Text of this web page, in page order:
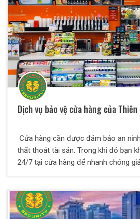
Dịch vụ bảo vệ cửa hàng của
Cửa hàng cần được đảm bảo an
thất thoát tài sản. Trong khi đó bạn
24/7 tại cửa hàng để nhanh chóng
bán lẻ, shop mỹ phẩm, shop thời
hàng luôn yên tâm kinh doanh, làm